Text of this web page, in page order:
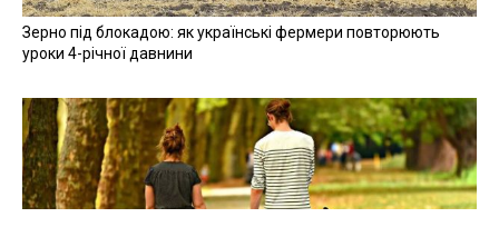
Зерно під блокадою: як українські фермери повторюють
уроки 4-річної давнини